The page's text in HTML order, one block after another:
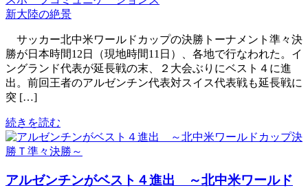
新大陸の絶景
サッカー北中米ワールドカップの決勝トーナメント準々決
勝が日本時間12日（現地時間11日）、各地で行なわれた。イ
ングランド代表が延長戦の末、２大会ぶりにベスト４に進
出。前回王者のアルゼンチン代表対スイス代表戦も延長戦に
突 […]
続きを読む
アルゼンチンがベスト４進出 ～北中米ワールド